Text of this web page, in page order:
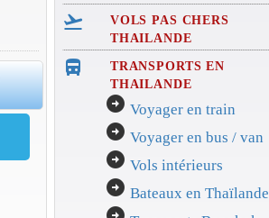
flight_takeoff
VOLS PAS CHERS
THAILANDE
directions_bus_filled
TRANSPORTS EN
THAILANDE
arrow_circle_right Voyager en train
arrow_circle_right Voyager en bus / van
arrow_circle_right Vols intérieurs
arrow_circle_right Bateaux en Thaïlande